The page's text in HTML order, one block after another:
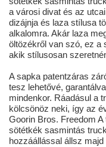
a városi divat és az
dizájnja és laza stílusa
alkalomra. Akár laza
öltözékről van szó, ez a
akik stílusosan
A sapka patentzáras
tesz lehetővé,
mindenkor. Ráadásul a
kölcsönöz neki, így az
Goorin Bros. Freedom
sötétkék sasmintás
hozzáállással állsz